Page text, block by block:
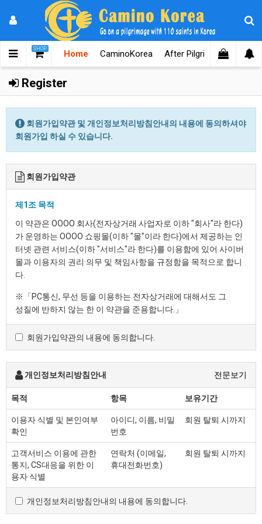
SHOP
Home CaminoKorea After Pilgrimages
Register
회원가입약관 및 개인정보처리방침안내의 내용에 동의하셔야
회원가입 하실 수 있습니다.
회원가입약관
제1조 목적
이 약관은 OOOO 회사(전자상거래 사업자로 이하 "회사"라 한다)
가 운영하는 OOOO 쇼핑몰(이하 "몰"이라 한다)에서 제공하는 인
터넷 관련 서비스(이하 "서비스"라 한다)를 이용함에 있어 사이버
몰과 이용자의 권리·의무 및 책임사항을 규정함을 목적으로 합니
다.
※「PC통신, 무선 등을 이용하는 전자상거래에 대해서도 그
성질에 반하지 않는 한 이 약관을 준용합니다.」
제2조 정의
을 이용자에게 제공하기 위하여 컴퓨터등 정보통신설비를
영업장을 말하며, 아울러 사이버몰을 운영하는 사업자의
의미로도 사용합니다.
"이용자"란 "몰"에 접속하여 이 약관에 따라 "몰"이
제공하는 서비스를 받는 회원 및 비회원을 말합니다.
'회원'이라 함은 “몰”에 회원등록을 한 자로서, 계속적으로
"몰"이 제공하는 서비스를 이용할 수 있는 자를 말합니다.
'비회원'이라 함은 회원에 가입하지 않고 "몰"이 제공하는
서비스를 이용하는 자를 말합니다.
회원가입약관의 내용에 동의합니다.
전문보기
개인정보처리방침안내
목적 항목 보유기간
이용자 식별 및 본인여부
확인
아이디, 이름, 비밀
번호
회원 탈퇴 시까지
고객서비스 이용에 관한
통지, CS대응을 위한 이
용자 식별
연락처 (이메일,
휴대전화번호)
회원 탈퇴 시까지
개인정보처리방침안내의 내용에 동의합니다.